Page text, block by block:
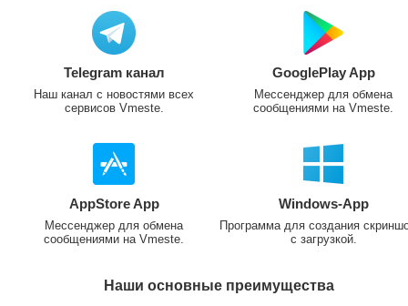
Telegram канал
Наш канал с новостями всех
сервисов Vmeste.
GooglePlay App
Мессенджер для обмена
сообщениями на Vmeste.
AppStore App
Мессенджер для обмена
сообщениями на Vmeste.
Windows-App
Программа для создания
с загрузкой.
Наши основные преимущества